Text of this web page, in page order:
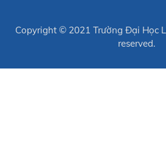
Copyright © 2021 Trường Đại Học
reserved.